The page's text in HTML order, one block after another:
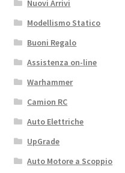
Nuovi Arrivi
Modellismo Statico
Buoni Regalo
Assistenza on-line
Warhammer
Camion RC
Auto Elettriche
UpGrade
Auto Motore a Scoppio